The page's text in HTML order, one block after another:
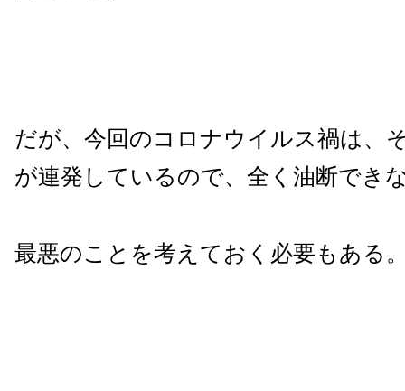
だが、今回のコロナウイルス禍は、
が連発しているので、全く油断でき
最悪のことを考えておく必要もある